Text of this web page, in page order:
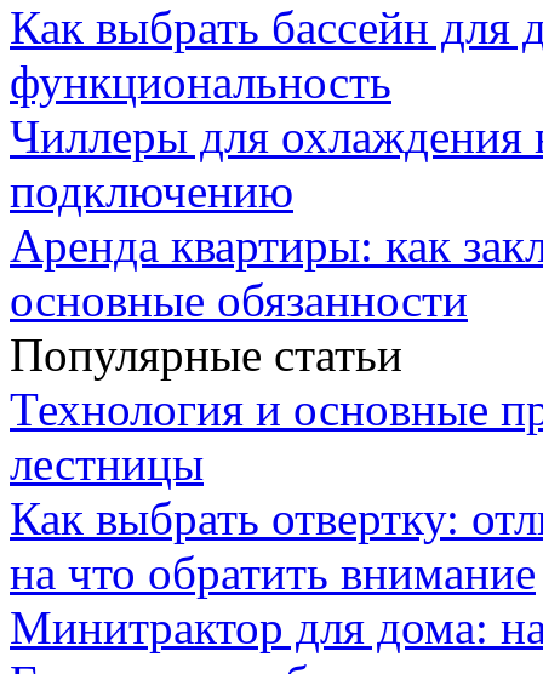
Как выбрать бассейн для
функциональность
Чиллеры для охлаждения
подключению
Аренда квартиры: как
основные обязанности
Популярные статьи
Технология и основные
лестницы
Как выбрать отвертку:
на что обратить внимание
Минитрактор для дома: